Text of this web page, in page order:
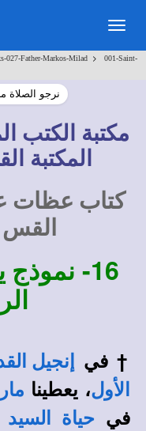
027-Father-Markos-Milad >
001-Saint-
نرجو الصلاة
مكتبة الكتب
المكتبة
كتاب عظات
16-
نموذج
† في
إنجيل
الأول، يعطينا
في
حياة